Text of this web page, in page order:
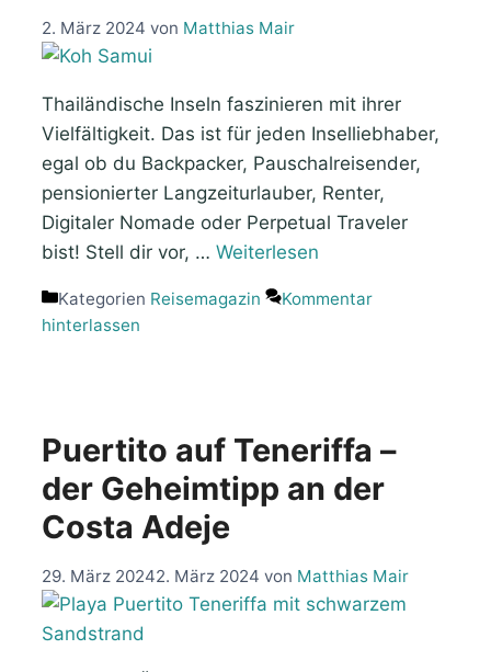
2. März 2024 von Matthias Mair
Thailändische Inseln faszinieren mit ihrer
Vielfältigkeit. Das ist für jeden Inselliebhaber,
egal ob du Backpacker, Pauschalreisender,
pensionierter Langzeiturlauber, Renter,
Digitaler Nomade oder Perpetual Traveler
bist! Stell dir vor, … Weiterlesen
Kategorien Reisemagazin
Kommentar
hinterlassen
Puertito auf Teneriffa –
der Geheimtipp an der
Costa Adeje
29. März 20242. März 2024 von Matthias Mair